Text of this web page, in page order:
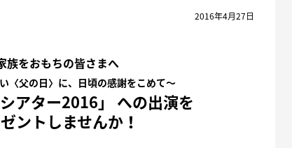
2016年4月27日
族をおもちの皆さまへ
〈父の日〉に、日頃の感謝をこめて〜
アター2016」 への出演を
ントしませんか！